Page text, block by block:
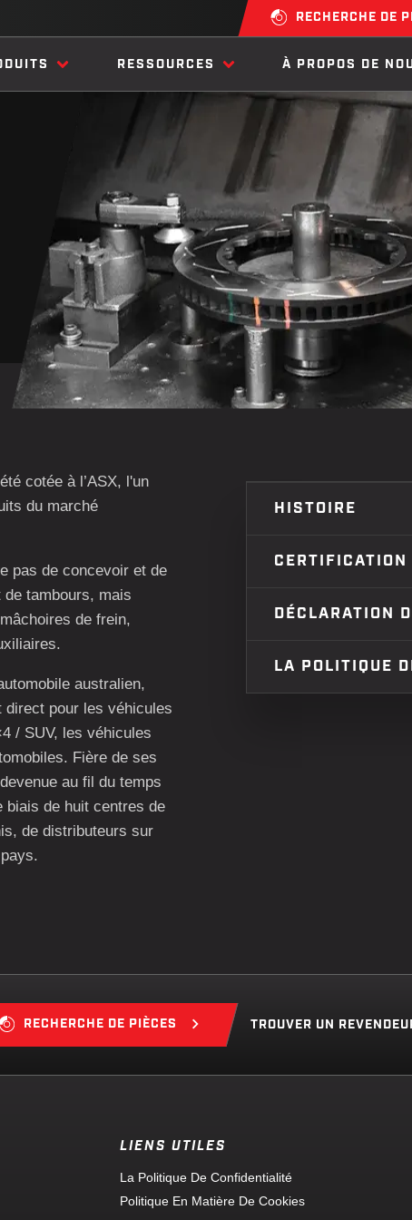
RECHERCHE DE
RESSOURCES À PROPOS DE
HISTOIRE
CERTIFICATION
DÉCLARATION
LA POLITIQUE
cotée à l’ASX, l'un
du marché
pas de concevoir et de
tambours, mais
de frein,
australien,
direct pour les véhicules
/ SUV, les véhicules
Fière de ses
au fil du temps
biais de huit centres de
de distributeurs sur
RECHERCHE DE PIÈCES TROUVER UN
LIENS UTILES
La Politique De Confidentialité
Politique En Matière De Cookies